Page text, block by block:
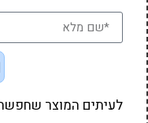
לעיתים המוצר